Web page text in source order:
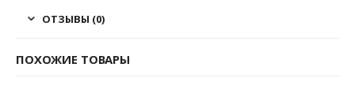
ОТЗЫВЫ (0)
ПОХОЖИЕ ТОВАРЫ